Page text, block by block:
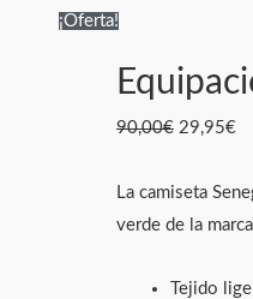
¡Oferta!
90,00€
original
era:
29,95€
es:
La camiseta
verde de la
Tejido
Equipación
Senegal
2026